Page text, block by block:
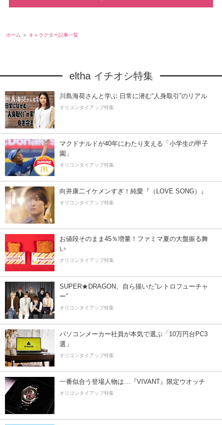
ホーム キャラクター記事一覧
eltha イチオシ特集
川島海荷さんと学ぶ 日常に潜む“人身取引”のリアル
オリコンタイアップ特集
マクドナルドが40年にわたり支える「小学生の甲子
園」
オリコンタイアップ特集
向井康二イケメンすぎ！純愛『（LOVE SONG）』
オリコンタイアップ特集
お値段そのまま45％増量！ファミマ夏の大盤振る舞
い
オリコンタイアップ特集
SUPER★DRAGON、自ら描いた”レトロフューチャ
ー”
オリコンタイアップ特集
パソコンメーカー社員が本気で選ぶ「10万円台PC3
選」
オリコンタイアップ特集
一番似合う登場人物は…『VIVANT』限定ウオッチ
オリコンタイアップ特集